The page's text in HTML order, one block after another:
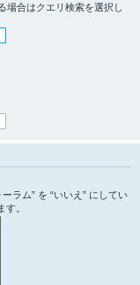
場合はクエリ検索を選択し
ラム” を “いいえ” にしてい
。